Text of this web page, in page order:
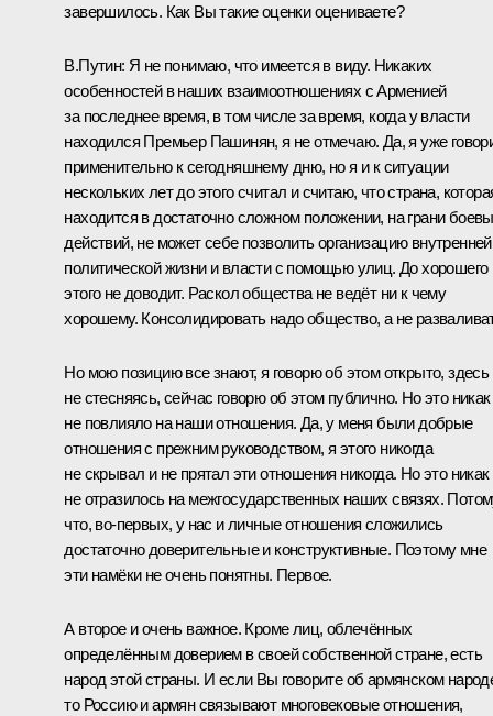
завершилось. Как Вы такие оценки оцениваете?
В.Путин: Я не понимаю, что имеется в виду. Никаких
особенностей в наших взаимоотношениях с Арменией
за последнее время, в том числе за время, когда у власти
находился Премьер Пашинян, я не отмечаю. Да, я уже
применительно к сегодняшнему дню, но я и к ситуации
нескольких лет до этого считал и считаю, что страна,
находится в достаточно сложном положении, на грани
действий, не может себе позволить организацию внутренней
политической жизни и власти с помощью улиц. До хорошего
этого не доводит. Раскол общества не ведёт ни к чему
хорошему. Консолидировать надо общество, а не
Но мою позицию все знают, я говорю об этом открыто, здесь
не стесняясь, сейчас говорю об этом публично. Но это никак
не повлияло на наши отношения. Да, у меня были добрые
отношения с прежним руководством, я этого никогда
не скрывал и не прятал эти отношения никогда. Но это никак
не отразилось на межгосударственных наших связях.
что, во-первых, у нас и личные отношения сложились
достаточно доверительные и конструктивные. Поэтому мне
эти намёки не очень понятны. Первое.
А второе и очень важное. Кроме лиц, облечённых
определённым доверием в своей собственной стране, есть
народ этой страны. И если Вы говорите об армянском
то Россию и армян связывают многовековые отношения,